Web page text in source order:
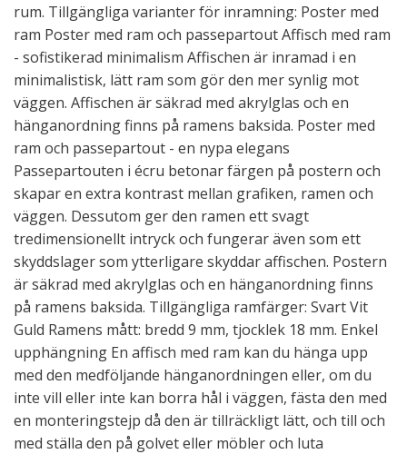
rum. Tillgängliga varianter för inramning: Poster med
ram Poster med ram och passepartout Affisch med ram
- sofistikerad minimalism Affischen är inramad i en
minimalistisk, lätt ram som gör den mer synlig mot
väggen. Affischen är säkrad med akrylglas och en
hänganordning finns på ramens baksida. Poster med
ram och passepartout - en nypa elegans
Passepartouten i écru betonar färgen på postern och
skapar en extra kontrast mellan grafiken, ramen och
väggen. Dessutom ger den ramen ett svagt
tredimensionellt intryck och fungerar även som ett
skyddslager som ytterligare skyddar affischen. Postern
är säkrad med akrylglas och en hänganordning finns
på ramens baksida. Tillgängliga ramfärger: Svart Vit
Guld Ramens mått: bredd 9 mm, tjocklek 18 mm. Enkel
upphängning En affisch med ram kan du hänga upp
med den medföljande hänganordningen eller, om du
inte vill eller inte kan borra hål i väggen, fästa den med
en monteringstejp då den är tillräckligt lätt, och till och
med ställa den på golvet eller möbler och luta